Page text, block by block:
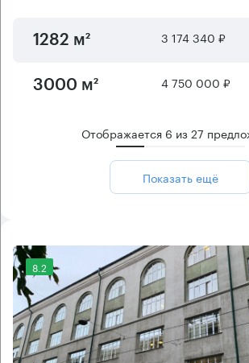
1282 м² 3 174 340 ₽
3000 м² 4 750 000 ₽
Отображается 6 из27
Показать ещё
8.2